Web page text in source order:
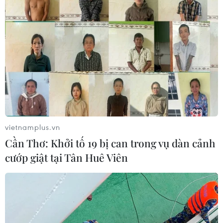
luật chống rửa tiền
04/08/2026 04:58
Xem thêm
CƠ QUAN CHỦ QUẢN: THÔNG TẤN XÃ VIỆT NAM
Phó Tổng Biên tập: NGUYỄN THỊ TÁM, KHÚC THANH
vietnamplus.vn
Cần Thơ: Khởi tố 19 bị can trong vụ dàn cảnh
cướp giật tại Tân Huê Viên